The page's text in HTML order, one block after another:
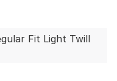
Fit Light Twill